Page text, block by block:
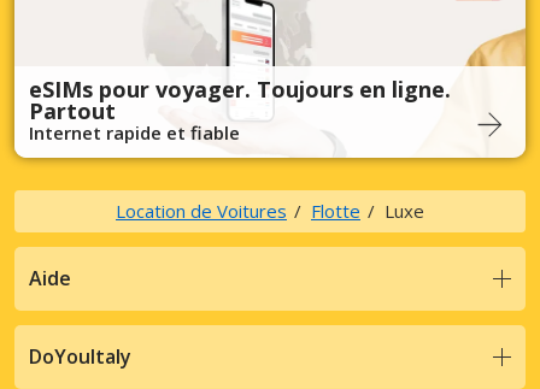
eSIMs pour voyager. Toujours en ligne.
Partout
Internet rapide et fiable
Location de Voitures Flotte Luxe
Aide
DoYouItaly